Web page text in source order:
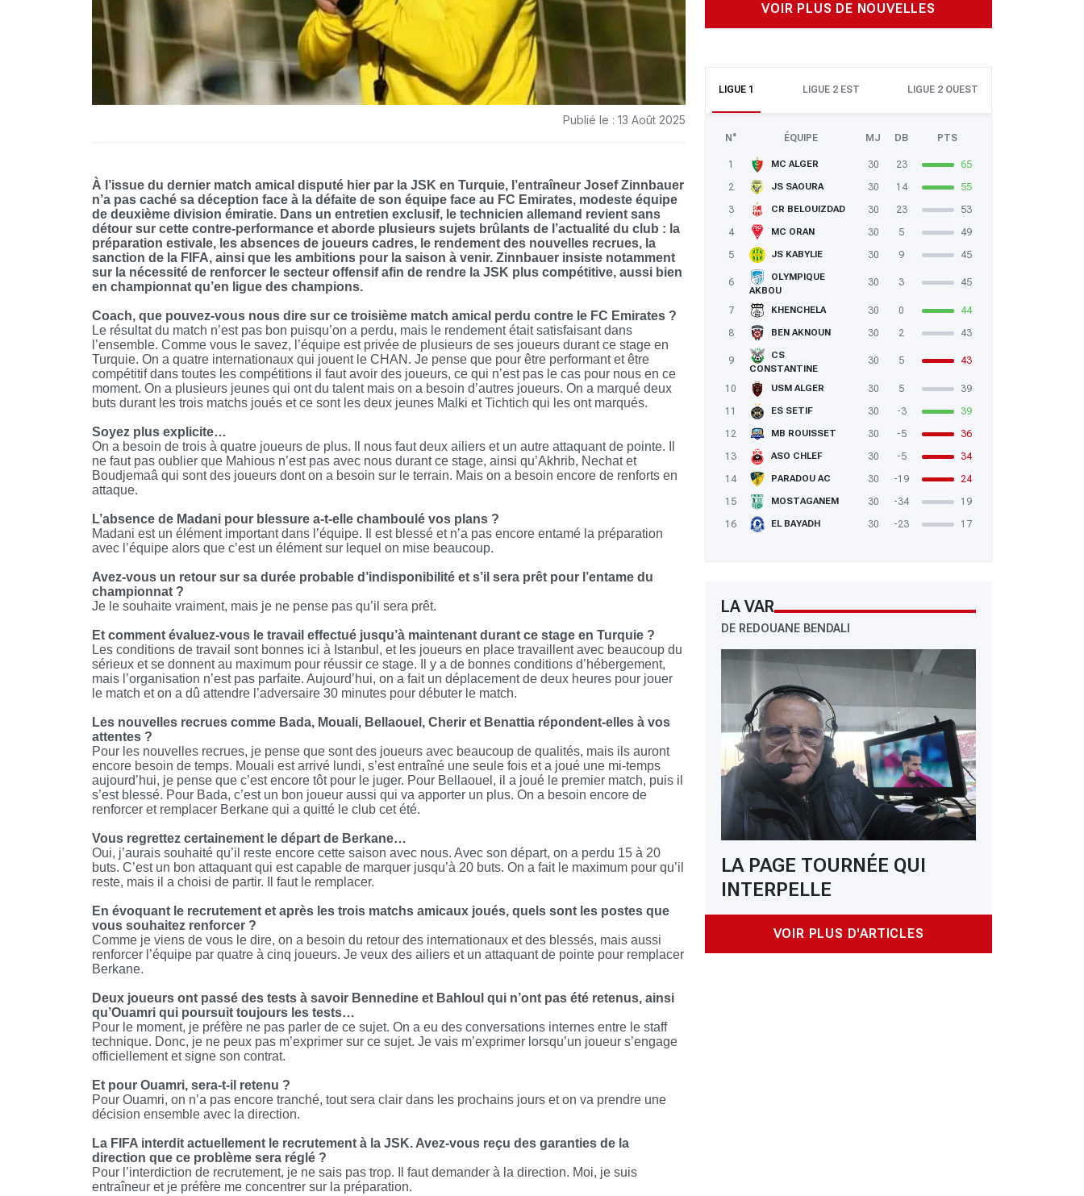
VOIR PLUS DE NOUVELLES
LIGUE 1 LIGUE 2 EST LIGUE 2 OUEST
N° ÉQUIPE MJ DB PTS
1 MC ALGER 30 23
65
2
JS SAOURA 30 14
55
3
CR BELOUIZDAD 30 23
53
4
MC ORAN 30 5
49
5
JS KABYLIE 30 9 45
6
OLYMPIQUE
AKBOU
30 3 45
7 KHENCHELA 30 0
44
8
BEN AKNOUN 30 2 43
9
CS
CONSTANTINE
30 5 43
10 USM ALGER 30 5
39
11
ES SETIF 30 -3
39
12
MB ROUISSET 30 -5
36
13
ASO CHLEF 30 -5
34
14
PARADOU AC 30 -19
24
15
MOSTAGANEM 30 -34
19
16
EL BAYADH 30 -23 17
LA VAR
DE REDOUANE BENDALI
LA PAGE TOURNÉE QUI
INTERPELLE
VOIR PLUS D'ARTICLES
Publié le : 13 Août 2025
À l’issue du dernier match amical disputé hier par la JSK en Turquie, l’entraîneur Josef Zinnbauer
n’a pas caché sa déception face à la défaite de son équipe face au FC Emirates, modeste équipe
de deuxième division émiratie. Dans un entretien exclusif, le technicien allemand revient sans
détour sur cette contre-performance et aborde plusieurs sujets brûlants de l’actualité du club : la
préparation estivale, les absences de joueurs cadres, le rendement des nouvelles recrues, la
sanction de la FIFA, ainsi que les ambitions pour la saison à venir. Zinnbauer insiste notamment
sur la nécessité de renforcer le secteur offensif afin de rendre la JSK plus compétitive, aussi bien
en championnat qu’en ligue des champions.
Coach, que pouvez-vous nous dire sur ce troisième match amical perdu contre le FC Emirates ?
Le résultat du match n’est pas bon puisqu’on a perdu, mais le rendement était satisfaisant dans
l’ensemble. Comme vous le savez, l’équipe est privée de plusieurs de ses joueurs durant ce stage en
Turquie. On a quatre internationaux qui jouent le CHAN. Je pense que pour être performant et être
compétitif dans toutes les compétitions il faut avoir des joueurs, ce qui n’est pas le cas pour nous en ce
moment. On a plusieurs jeunes qui ont du talent mais on a besoin d’autres joueurs. On a marqué deux
buts durant les trois matchs joués et ce sont les deux jeunes Malki et Tichtich qui les ont marqués.
Soyez plus explicite…
On a besoin de trois à quatre joueurs de plus. Il nous faut deux ailiers et un autre attaquant de pointe. Il
ne faut pas oublier que Mahious n’est pas avec nous durant ce stage, ainsi qu’Akhrib, Nechat et
Boudjemaâ qui sont des joueurs dont on a besoin sur le terrain. Mais on a besoin encore de renforts en
attaque.
L’absence de Madani pour blessure a-t-elle chamboulé vos plans ?
Madani est un élément important dans l’équipe. Il est blessé et n’a pas encore entamé la préparation
avec l’équipe alors que c’est un élément sur lequel on mise beaucoup.
Avez-vous un retour sur sa durée probable d’indisponibilité et s’il sera prêt pour l’entame du
championnat ?
Je le souhaite vraiment, mais je ne pense pas qu’il sera prêt.
Et comment évaluez-vous le travail effectué jusqu’à maintenant durant ce stage en Turquie ?
Les conditions de travail sont bonnes ici à Istanbul, et les joueurs en place travaillent avec beaucoup du
sérieux et se donnent au maximum pour réussir ce stage. Il y a de bonnes conditions d’hébergement,
mais l’organisation n’est pas parfaite. Aujourd’hui, on a fait un déplacement de deux heures pour jouer
le match et on a dû attendre l’adversaire 30 minutes pour débuter le match.
Les nouvelles recrues comme Bada, Mouali, Bellaouel, Cherir et Benattia répondent-elles à vos
attentes ?
Pour les nouvelles recrues, je pense que sont des joueurs avec beaucoup de qualités, mais ils auront
encore besoin de temps. Mouali est arrivé lundi, s’est entraîné une seule fois et a joué une mi-temps
aujourd’hui, je pense que c’est encore tôt pour le juger. Pour Bellaouel, il a joué le premier match, puis il
s’est blessé. Pour Bada, c’est un bon joueur aussi qui va apporter un plus. On a besoin encore de
renforcer et remplacer Berkane qui a quitté le club cet été.
Vous regrettez certainement le départ de Berkane…
Oui, j’aurais souhaité qu’il reste encore cette saison avec nous. Avec son départ, on a perdu 15 à 20
buts. C’est un bon attaquant qui est capable de marquer jusqu’à 20 buts. On a fait le maximum pour qu’il
reste, mais il a choisi de partir. Il faut le remplacer.
En évoquant le recrutement et après les trois matchs amicaux joués, quels sont les postes que
vous souhaitez renforcer ?
Comme je viens de vous le dire, on a besoin du retour des internationaux et des blessés, mais aussi
renforcer l’équipe par quatre à cinq joueurs. Je veux des ailiers et un attaquant de pointe pour remplacer
Berkane.
Deux joueurs ont passé des tests à savoir Bennedine et Bahloul qui n’ont pas été retenus, ainsi
qu’Ouamri qui poursuit toujours les tests…
Pour le moment, je préfère ne pas parler de ce sujet. On a eu des conversations internes entre le staff
technique. Donc, je ne peux pas m’exprimer sur ce sujet. Je vais m’exprimer lorsqu’un joueur s’engage
officiellement et signe son contrat.
Et pour Ouamri, sera-t-il retenu ?
Pour Ouamri, on n’a pas encore tranché, tout sera clair dans les prochains jours et on va prendre une
décision ensemble avec la direction.
La FIFA interdit actuellement le recrutement à la JSK. Avez-vous reçu des garanties de la
direction que ce problème sera réglé ?
Pour l’interdiction de recrutement, je ne sais pas trop. Il faut demander à la direction. Moi, je suis
entraîneur et je préfère me concentrer sur la préparation.